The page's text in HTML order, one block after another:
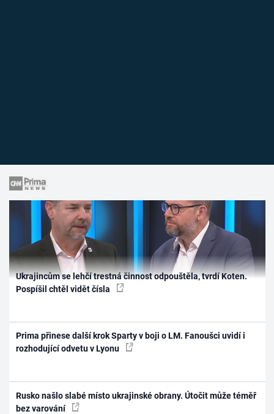
Ukrajincům se lehčí trestná činnost odpouštěla, tvrdí Koten.
Pospíšil chtěl vidět čísla
Prima přinese další krok Sparty v boji o LM. Fanoušci uvidí i
rozhodující odvetu v Lyonu
Rusko našlo slabé místo ukrajinské obrany. Útočit může téměř
bez varování